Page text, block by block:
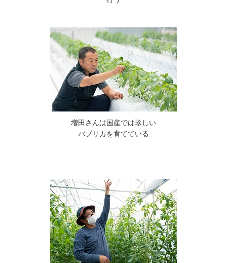
増田さんは国産では珍しい
パプリカを育てている